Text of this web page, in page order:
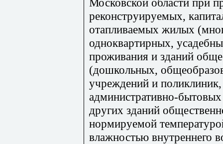
реконструируемых,
отапливаемых жилых
одноквартирных,
проживания и зданий
(дошкольных,
учреждений и
административно-
других зданий
нормируемой
влажностью внутреннего